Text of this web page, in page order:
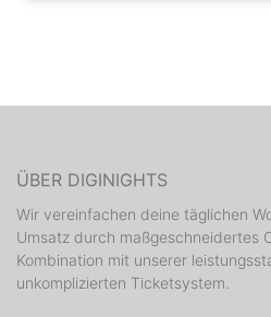
ÜBER DIGINIGHTS
Wir vereinfachen deine täglichen
Umsatz durch maßgeschneidertes
Kombination mit unserer
unkomplizierten Ticketsystem.